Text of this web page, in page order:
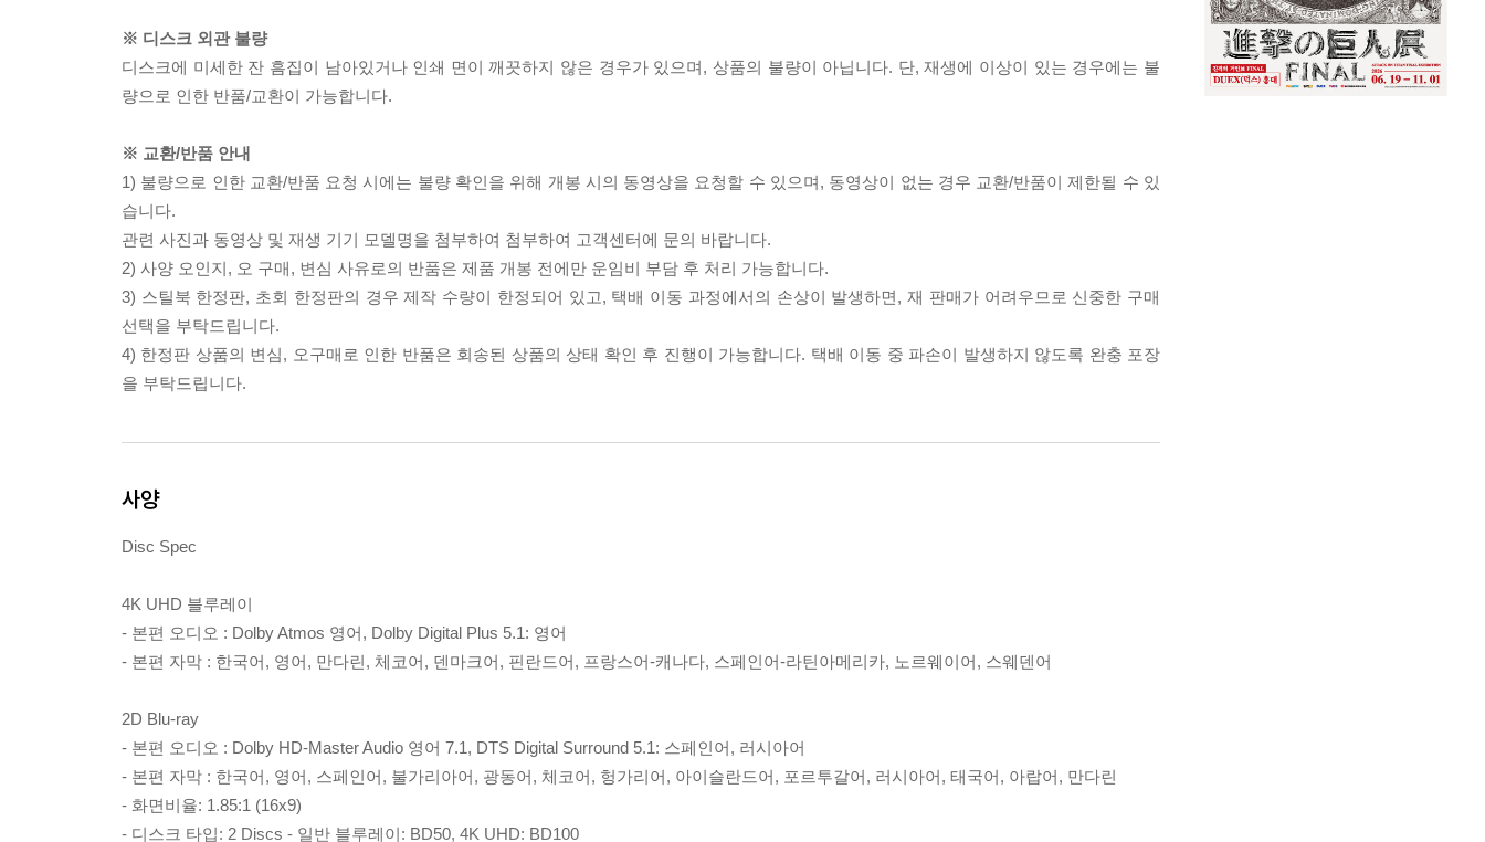
※ 디스크 외관 불량
디스크에 미세한 잔 흠집이 남아있거나 인쇄 면이 깨끗하지 않은 경우가 있으며, 상품의 불량이 아닙니다. 단, 재생에 이상이 있는 경우에는 불
량으로 인한 반품/교환이 가능합니다.
※ 교환/반품 안내
1) 불량으로 인한 교환/반품 요청 시에는 불량 확인을 위해 개봉 시의 동영상을 요청할 수 있으며, 동영상이 없는 경우 교환/반품이 제한될 수 있
습니다.
관련 사진과 동영상 및 재생 기기 모델명을 첨부하여 첨부하여 고객센터에 문의 바랍니다.
2) 사양 오인지, 오 구매, 변심 사유로의 반품은 제품 개봉 전에만 운임비 부담 후 처리 가능합니다.
3) 스틸북 한정판, 초회 한정판의 경우 제작 수량이 한정되어 있고, 택배 이동 과정에서의 손상이 발생하면, 재 판매가 어려우므로 신중한 구매
선택을 부탁드립니다.
4) 한정판 상품의 변심, 오구매로 인한 반품은 회송된 상품의 상태 확인 후 진행이 가능합니다. 택배 이동 중 파손이 발생하지 않도록 완충 포장
을 부탁드립니다.
사양
Disc Spec
4K UHD 블루레이
- 본편 오디오 : Dolby Atmos 영어, Dolby Digital Plus 5.1: 영어
- 본편 자막 : 한국어, 영어, 만다린, 체코어, 덴마크어, 핀란드어, 프랑스어-캐나다, 스페인어-라틴아메리카, 노르웨이어, 스웨덴어
2D Blu-ray
- 본편 오디오 : Dolby HD-Master Audio 영어 7.1, DTS Digital Surround 5.1: 스페인어, 러시아어
- 본편 자막 : 한국어, 영어, 스페인어, 불가리아어, 광동어, 체코어, 헝가리어, 아이슬란드어, 포르투갈어, 러시아어, 태국어, 아랍어, 만다린
- 화면비율: 1.85:1 (16x9)
- 디스크 타입: 2 Discs - 일반 블루레이: BD50, 4K UHD: BD100